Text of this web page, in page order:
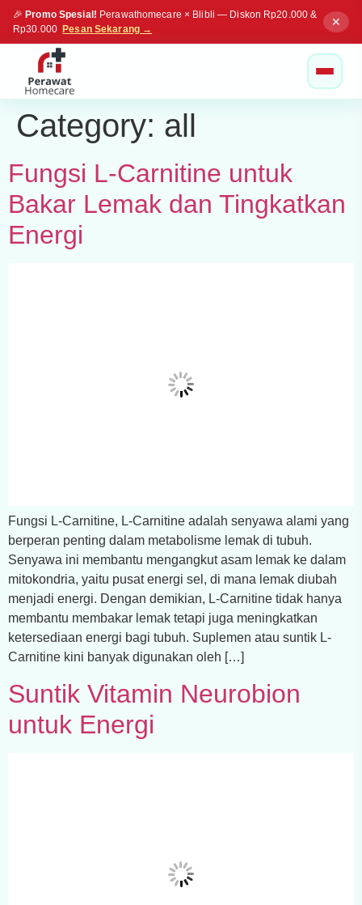
🎉 Promo Spesial! Perawathomecare × Blibli — Diskon Rp20.000 &
Rp30.000 Pesan Sekarang →
✕
Category: all
Fungsi L-Carnitine untuk
Bakar Lemak dan Tingkatkan
Energi
Fungsi L-Carnitine, L-Carnitine adalah senyawa alami yang
berperan penting dalam metabolisme lemak di tubuh.
Senyawa ini membantu mengangkut asam lemak ke dalam
mitokondria, yaitu pusat energi sel, di mana lemak diubah
menjadi energi. Dengan demikian, L-Carnitine tidak hanya
membantu membakar lemak tetapi juga meningkatkan
ketersediaan energi bagi tubuh. Suplemen atau suntik L-
Carnitine kini banyak digunakan oleh […]
Suntik Vitamin Neurobion
untuk Energi